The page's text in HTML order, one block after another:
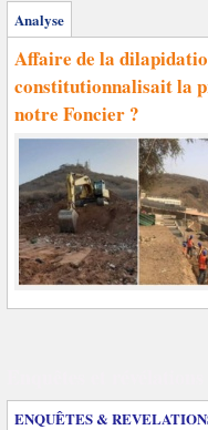
Analyse
Affaire de la
constitutionnalisait la
notre Foncier ?
ENQUÊTES &